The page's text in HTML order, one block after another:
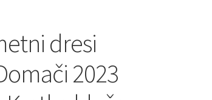
dresi
2023